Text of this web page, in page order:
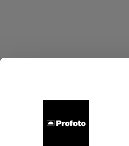
会社概要 お問い合わせ